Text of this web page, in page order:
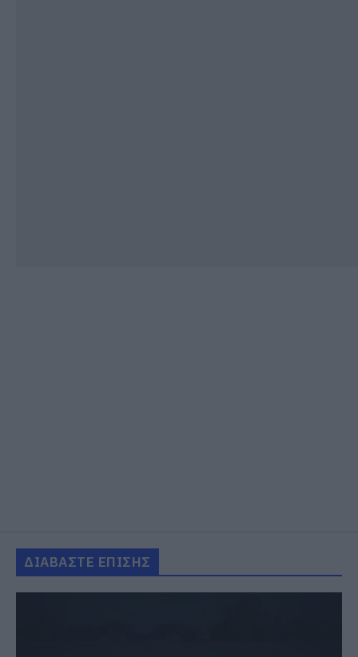
ΔΙΑΒΑΣΤΕ ΕΠΙΣΗΣ